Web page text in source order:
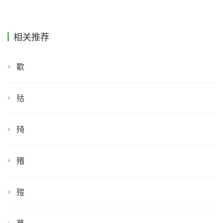
相关推荐
㱎
㱠
㱦
㱪
㱯